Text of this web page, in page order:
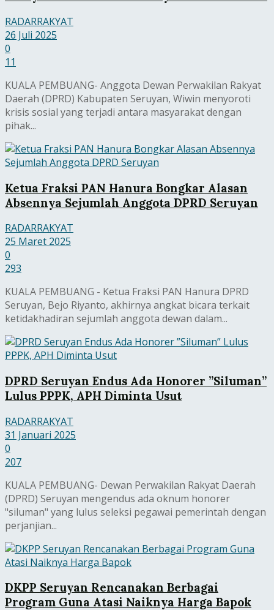
RADARRAKYAT
26 Juli 2025
0
11
KUALA PEMBUANG- Anggota Dewan Perwakilan Rakyat
Daerah (DPRD) Kabupaten Seruyan, Wiwin menyoroti
krisis sosial yang terjadi antara masyarakat dengan
pihak...
Ketua Fraksi PAN Hanura Bongkar Alasan
Absennya Sejumlah Anggota DPRD Seruyan
RADARRAKYAT
25 Maret 2025
0
293
KUALA PEMBUANG - Ketua Fraksi PAN Hanura DPRD
Seruyan, Bejo Riyanto, akhirnya angkat bicara terkait
ketidakhadiran sejumlah anggota dewan dalam...
DPRD Seruyan Endus Ada Honorer ”Siluman”
Lulus PPPK, APH Diminta Usut
RADARRAKYAT
31 Januari 2025
0
207
KUALA PEMBUANG- Dewan Perwakilan Rakyat Daerah
(DPRD) Seruyan mengendus ada oknum honorer
"siluman" yang lulus seleksi pegawai pemerintah dengan
perjanjian...
DKPP Seruyan Rencanakan Berbagai
Program Guna Atasi Naiknya Harga Bapok